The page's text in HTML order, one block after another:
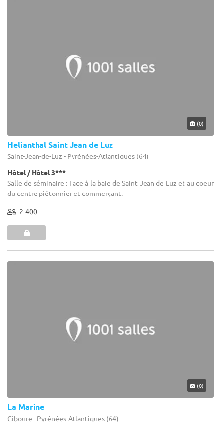
(0)
Helianthal Saint Jean de Luz
Saint-Jean-de-Luz - Pyrénées-Atlantiques (64)
Hôtel / Hôtel 3***
Salle de séminaire : Face à la baie de Saint Jean de Luz et au coeur
du centre piétonnier et commerçant.
2-400
(0)
La Marine
Ciboure - Pyrénées-Atlantiques (64)